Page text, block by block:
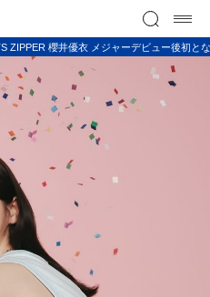
ZIPPER 櫻井優衣 メジャーデビュー後初と